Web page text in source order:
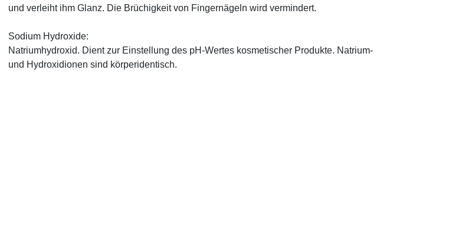
und verleiht ihm Glanz. Die Brüchigkeit von Fingernägeln wird vermindert.
Sodium Hydroxide:
Natriumhydroxid. Dient zur Einstellung des pH-Wertes kosmetischer Produkte. Natrium-
und Hydroxidionen sind körperidentisch.